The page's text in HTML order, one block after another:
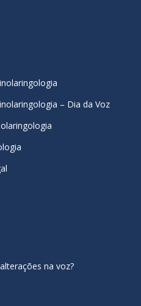
– Dia da Voz
na voz?